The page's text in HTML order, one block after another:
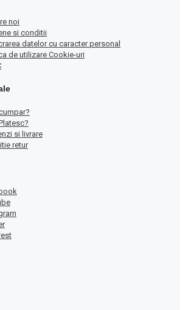
noi
si conditii
datelor cu caracter personal
de utilizare Cookie-uri
si livrare
retur